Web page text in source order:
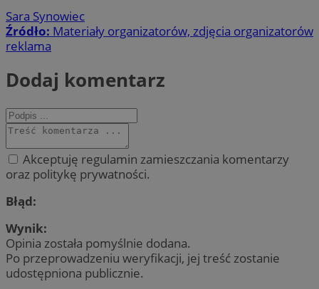
Sara Synowiec
Źródło: Materiały organizatorów, zdjęcia organizatorów
reklama
Dodaj komentarz
Akceptuję regulamin zamieszczania komentarzy
oraz politykę prywatności.
Błąd:
Wynik:
Opinia została pomyślnie dodana.
Po przeprowadzeniu weryfikacji, jej treść zostanie
udostępniona publicznie.